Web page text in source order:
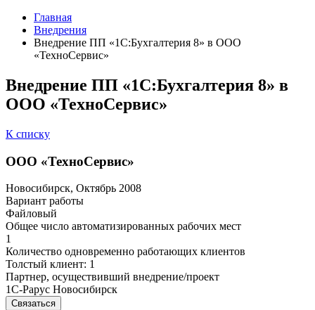
Главная
Внедрения
Внедрение ПП «1С:Бухгалтерия 8» в ООО
«ТехноСервис»
Внедрение ПП «1С:Бухгалтерия 8» в
ООО «ТехноСервис»
К списку
ООО «ТехноСервис»
Новосибирск, Октябрь 2008
Вариант работы
Файловый
Общее число автоматизированных рабочих мест
1
Количество одновременно работающих клиентов
Толстый клиент: 1
Партнер, осуществивший внедрение/проект
1С-Рарус Новосибирск
Связаться